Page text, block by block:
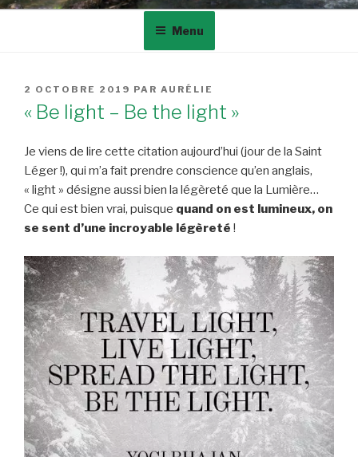
Menu
PUBLIÉ
LE
2 OCTOBRE 2019 PAR AURÉLIE
« Be light – Be the light »
Je viens de lire cette citation aujourd’hui (jour de la Saint
Léger !), qui m’a fait prendre conscience qu’en anglais,
« light » désigne aussi bien la légèreté que la Lumière…
Ce qui est bien vrai, puisque quand on est lumineux, on
se sent d’une incroyable légèreté !